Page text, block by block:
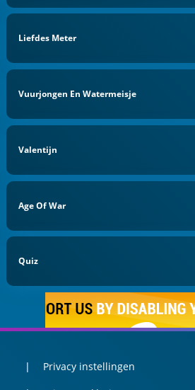
Liefdes Meter
Vuurjongen En Watermeisje
Valentijn
Age Of War
Quiz
Privacy instellingen